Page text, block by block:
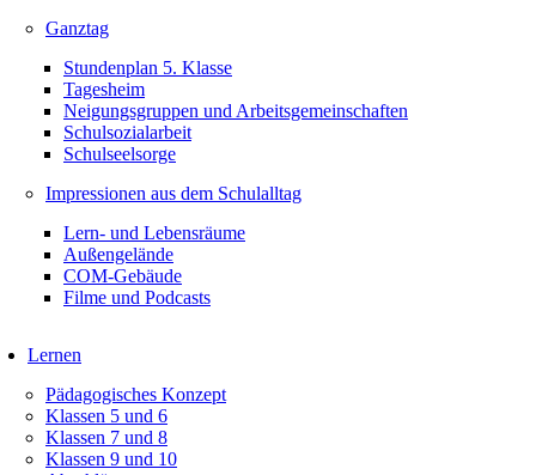
Ganztag
Stundenplan 5. Klasse
Tagesheim
Neigungsgruppen und Arbeitsgemeinschaften
Schulsozialarbeit
Schulseelsorge
Impressionen aus dem Schulalltag
Lern- und Lebensräume
Außengelände
COM-Gebäude
Filme und Podcasts
Lernen
Pädagogisches Konzept
Klassen 5 und 6
Klassen 7 und 8
Klassen 9 und 10